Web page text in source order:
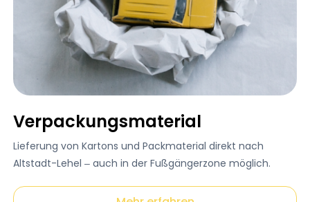
Verpackungsmaterial
Lieferung von Kartons und Packmaterial direkt nach
Altstadt-Lehel – auch in der Fußgängerzone möglich.